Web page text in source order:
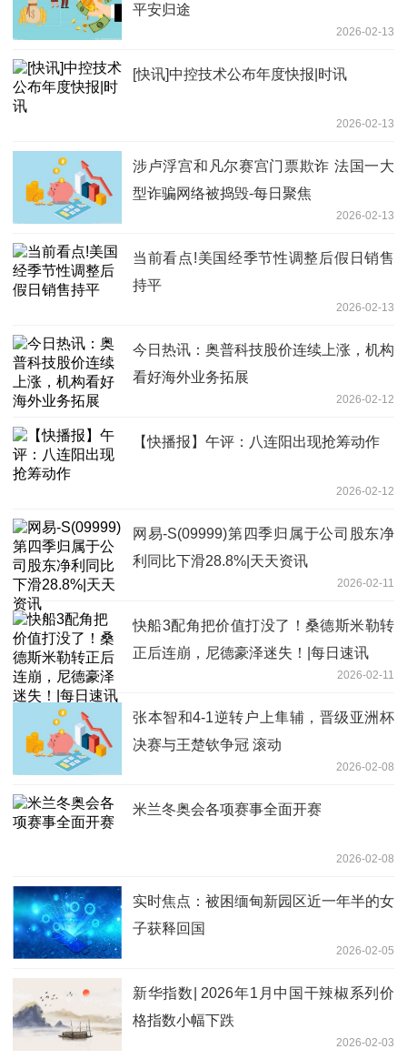
平安归途
2026-02-13
[快讯]中控技术公布年度快报|时讯
2026-02-13
涉卢浮宫和凡尔赛宫门票欺诈 法国一大
型诈骗网络被捣毁-每日聚焦
2026-02-13
当前看点!美国经季节性调整后假日销售
持平
2026-02-13
今日热讯：奥普科技股价连续上涨，机构
看好海外业务拓展
2026-02-12
【快播报】午评：八连阳出现抢筹动作
2026-02-12
网易-S(09999)第四季归属于公司股东净
利同比下滑28.8%|天天资讯
2026-02-11
快船3配角把价值打没了！桑德斯米勒转
正后连崩，尼德豪泽迷失！|每日速讯
2026-02-11
张本智和4-1逆转户上隼辅，晋级亚洲杯
决赛与王楚钦争冠 滚动
2026-02-08
米兰冬奥会各项赛事全面开赛
2026-02-08
实时焦点：被困缅甸新园区近一年半的女
子获释回国
2026-02-05
新华指数| 2026年1月中国干辣椒系列价
格指数小幅下跌
2026-02-03